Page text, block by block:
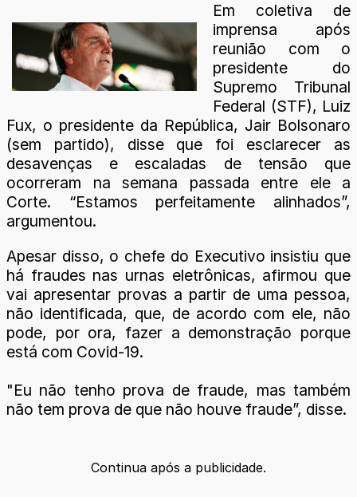
Em coletiva de
imprensa após
reunião com o
presidente do
Supremo Tribunal
Federal (STF), Luiz
Fux, o presidente da República, Jair Bolsonaro
(sem partido), disse que foi esclarecer as
desavenças e escaladas de tensão que
ocorreram na semana passada entre ele a
Corte. “Estamos perfeitamente alinhados”,
argumentou.
Apesar disso, o chefe do Executivo insistiu que
há fraudes nas urnas eletrônicas, afirmou que
vai apresentar provas a partir de uma pessoa,
não identificada, que, de acordo com ele, não
pode, por ora, fazer a demonstração porque
está com Covid-19.
"Eu não tenho prova de fraude, mas também
não tem prova de que não houve fraude”, disse.
Continua após a publicidade.